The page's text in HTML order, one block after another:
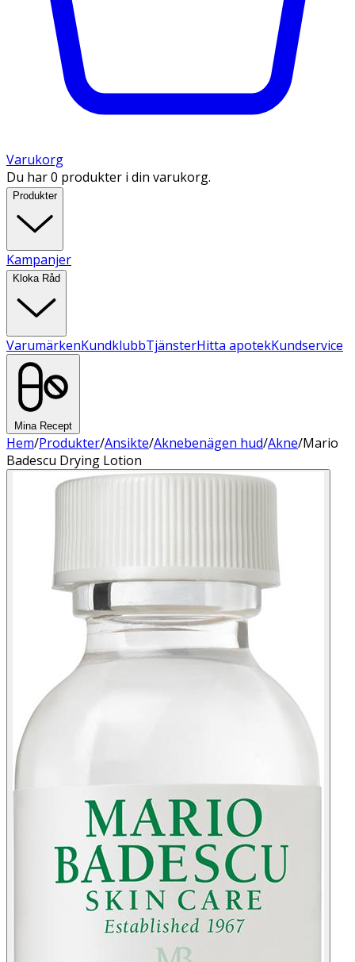
Varukorg
Du har 0 produkter i din varukorg.
Produkter
Kampanjer
Kloka Råd
VarumärkenKundklubbTjänsterHitta apotekKundservice
Mina Recept
Hem/Produkter/Ansikte/Aknebenägen hud/Akne/Mario
Badescu Drying Lotion